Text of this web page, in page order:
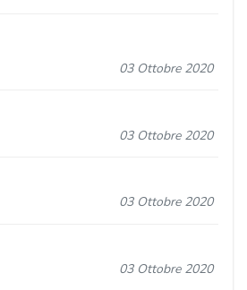
03 Ottobre 2020
03 Ottobre 2020
03 Ottobre 2020
03 Ottobre 2020